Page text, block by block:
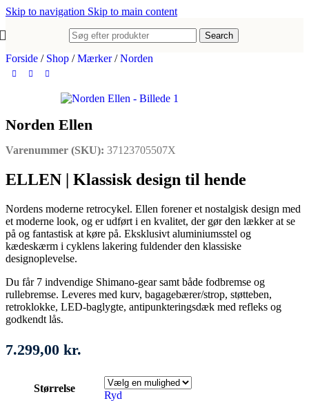
Skip to navigation Skip to main content
Search
Forside / Shop / Mærker/ Norden
Norden Ellen
Varenummer (SKU): 37123705507X
ELLEN | Klassisk design til hende
Nordens moderne retrocykel. Ellen forener et nostalgisk design med
et moderne look, og er udført i en kvalitet, der gør den lækker at se
på og fantastisk at køre på. Eksklusivt aluminiumsstel og
kædeskærm i cyklens lakering fuldender den klassiske
designoplevelse.
Du får 7 indvendige Shimano-gear samt både fodbremse og
rullebremse. Leveres med kurv, bagagebærer/strop, støtteben,
retroklokke, LED-baglygte, antipunkteringsdæk med refleks og
godkendt lås.
7.299,00 kr.
Størrelse
Ryd